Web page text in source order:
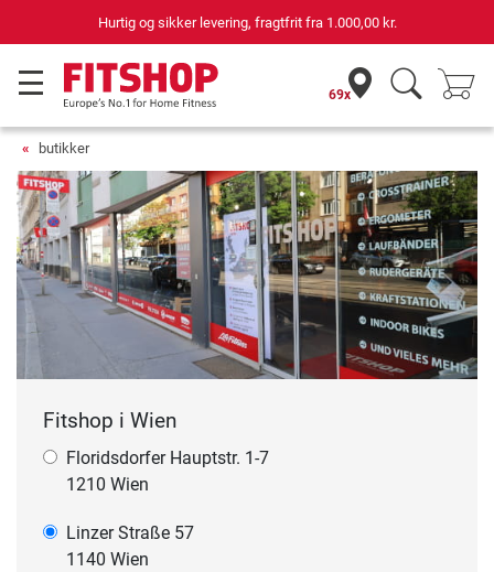
Hurtig og sikker levering, fragtfrit fra 1.000,00 kr.
69x
butikker
Fitshop i Wien
Floridsdorfer Hauptstr. 1-7
1210 Wien
Linzer Straße 57
1140 Wien